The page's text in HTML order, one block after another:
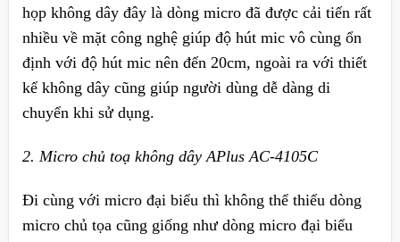
họp không dây đây là dòng micro đã được cải tiến rất
nhiều về mặt công nghệ giúp độ hút mic vô cùng ổn
định với độ hút mic nên đến 20cm, ngoài ra với thiết
kế không dây cũng giúp người dùng dễ dàng di
chuyển khi sử dụng.
2. Micro chủ toạ không dây APlus AC-4105C
Đi cùng với micro đại biểu thì không thể thiếu dòng
micro chủ tọa cũng giống như dòng micro đại biểu